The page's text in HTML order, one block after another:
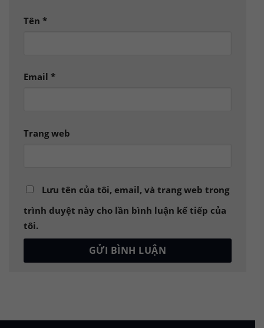
Tên *
Email *
Trang web
Lưu tên của tôi, email, và trang web trong
trình duyệt này cho lần bình luận kế tiếp của
tôi.